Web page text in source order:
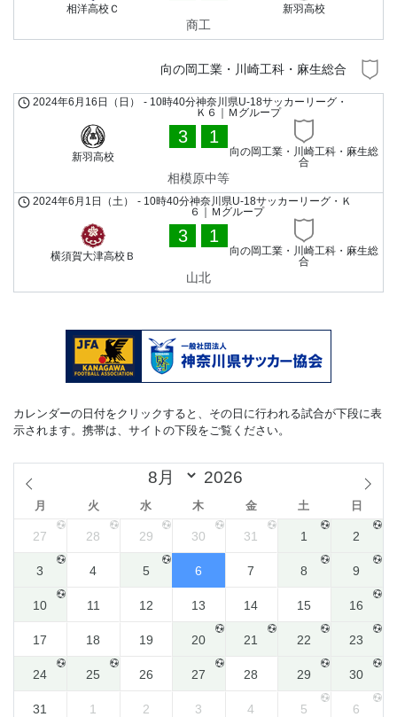
相洋高校Ｃ 新羽高校
商工
向の岡工業・川崎工科・麻生総合
神奈川県U-18サッカーリーグ・
Ｋ６｜Ｍグループ
2024年6月16日（日） - 10時40分
新羽高校
3 1
向の岡工業・川崎工科・麻生総
合
相模原中等
神奈川県U-18サッカーリーグ・Ｋ
６｜Ｍグループ
2024年6月1日（土） - 10時40分
横須賀大津高校Ｂ
3 1
向の岡工業・川崎工科・麻生総
合
山北
カレンダーの日付をクリックすると、その日に行われる試合が下段に表
示されます。携帯は、サイトの下段をご覧ください。
月 火 水 木 金 土 日
27 28 29 30 31 1 2
3 4 5 6 7 8 9
10 11 12 13 14 15 16
17 18 19 20 21 22 23
24 25 26 27 28 29 30
31 1 2 3 4 5 6